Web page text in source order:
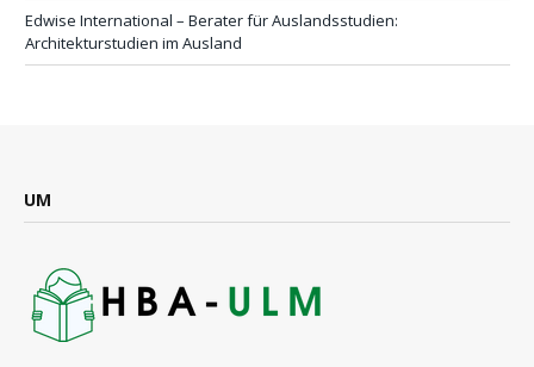
Edwise International – Berater für Auslandsstudien:
Architekturstudien im Ausland
UM